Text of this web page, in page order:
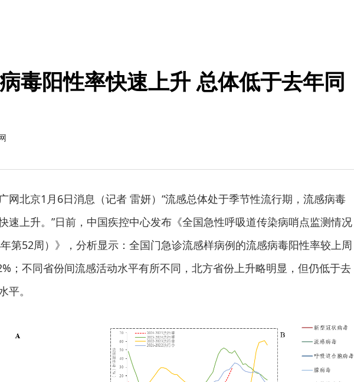
毒阳性率快速上升 总体低于去年同
网北京1月6日消息（记者 雷妍）“流感总体处于季节性流行期，流感病毒
速上升。”日前，中国疾控中心发布《全国急性呼吸道传染病哨点监测情况
年第52周）》，分析显示：全国门急诊流感样病例的流感病毒阳性率较上周
；不同省份间流感活动水平有所不同，北方省份上升略明显，但仍低于去
平。